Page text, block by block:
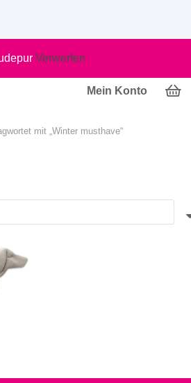
Verwerfen
Mein Konto
mit „Winter musthave“